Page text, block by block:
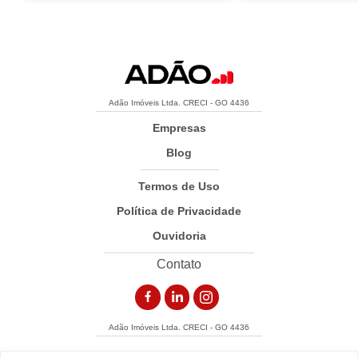
Adão Imóveis Ltda. CRECI - GO 4436
Empresas
Blog
Termos de Uso
Política de Privacidade
Ouvidoria
Contato
Adão Imóveis Ltda. CRECI - GO 4436